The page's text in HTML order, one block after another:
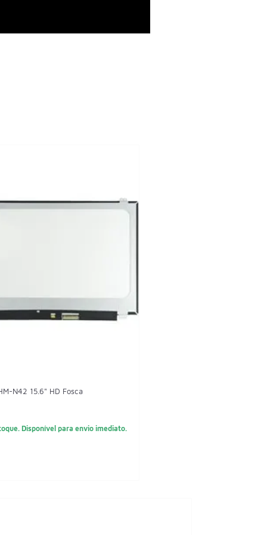
N42 15.6" HD Fosca
Disponível para envio imediato.